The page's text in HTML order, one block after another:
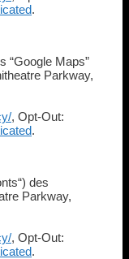
.
“Google Maps”
Parkway,
, Opt-Out:
.
des
Parkway,
, Opt-Out:
.